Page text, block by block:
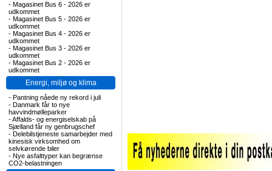
- Magasinet Bus 6 - 2026 er
udkommet
- Magasinet Bus 5 - 2026 er
udkommet
- Magasinet Bus 4 - 2026 er
udkommet
- Magasinet Bus 3 - 2026 er
udkommet
- Magasinet Bus 2 - 2026 er
udkommet
Energi, miljø og klima
- Pantning nåede ny rekord i juli
- Danmark får to nye
havvindmølleparker
-Affalds- og energiselskab på
Sjælland får ny genbrugschef
- Delebilstjeneste samarbejder med
kinesisk virksomhed om
selvkørende biler
- Nye asfalttyper kan begrænse
CO2-belastningen